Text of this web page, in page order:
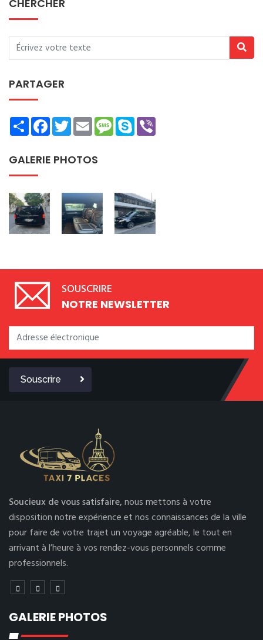
CHERCHER
PARTAGER
ShareFacebookTwitterEmailMessage
Skype
GALERIE PHOTOS
SOUSCRIRE
NOTRE NEWSLETTER
Souscrire
Soucieux de vous satisfaire,nous mettons à votre
disposition notre expérience et nos connaissances de la ville
pour faire de votre trajet un voyage agréable, le tout en
arrivant à l’heure à vos rendez-vous personnels comme
professionnels.
GALERIE PHOTOS